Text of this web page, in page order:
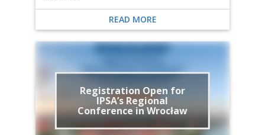
READ MORE
Registration Open for
IPSA’s Regional
Conference in Wrocław